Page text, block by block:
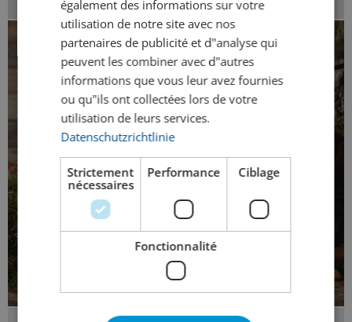
également des informations sur votre
utilisation de notre site avec nos
partenaires de publicité et d"analyse qui
peuvent les combiner avec d"autres
informations que vous leur avez fournies
ou qu"ils ont collectées lors de votre
utilisation de leurs services.
Datenschutzrichtlinie
Strictement
nécessaires
Performance Ciblage
Fonctionnalité